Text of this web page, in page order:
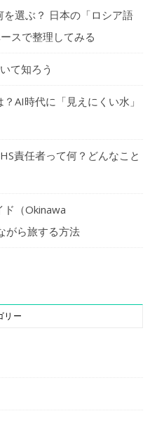
選ぶ？ 日本の「ロシア語
スで整理してみる
て知ろう
AI時代に「見えにくい水」
責任者って何？どんなこと
（Okinawa
がら旅する方法
リー